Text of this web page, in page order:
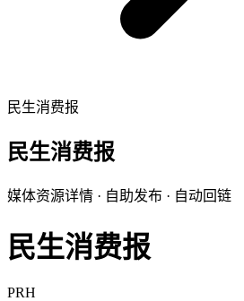
民生消费报
民生消费报
媒体资源详情 · 自助发布 · 自动回链
民生消费报
PRH